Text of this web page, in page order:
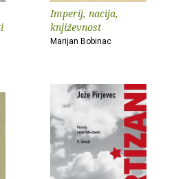
Imperij, nacija,
književnost
Marijan Bobinac